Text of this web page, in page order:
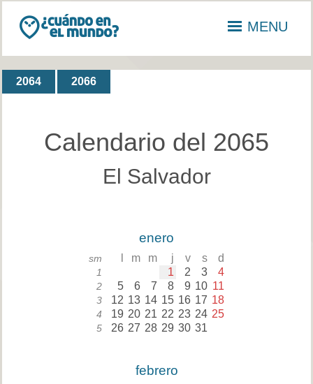
MENU
2064 2066
Calendario del 2065
El Salvador
enero
sm m m j v s d
1 1 2 3 4
2 5 6 7 8 9 10 11
3 12 13 14 15 16 17 18
4 19 20 21 22 23 24 25
5 26 27 28 29 30 31
febrero